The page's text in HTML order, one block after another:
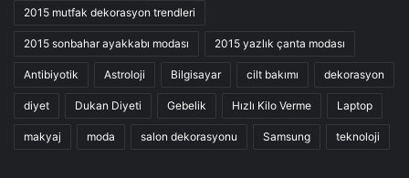
2015 mutfak dekorasyon trendleri
2015 sonbahar ayakkabı modası 2015 yazlık çanta modası
Antibiyotik Astroloji Bilgisayar cilt bakımı dekorasyon
diyet Dukan Diyeti Gebelik Hızlı Kilo Verme Laptop
makyaj moda salon dekorasyonu Samsung teknoloji